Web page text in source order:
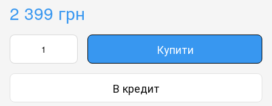
2 399 грн
Купити
В кредит